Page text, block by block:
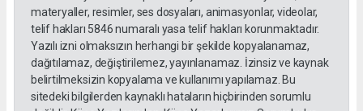
materyaller, resimler, ses dosyaları, animasyonlar, videolar,
telif hakları 5846 numaralı yasa telif hakları korunmaktadır.
Yazılı izni olmaksızın herhangi bir şekilde kopyalanamaz,
dağıtılamaz, değiştirilemez, yayınlanamaz. İzinsiz ve kaynak
belirtilmeksizin kopyalama ve kullanımı yapılamaz. Bu
sitedeki bilgilerden kaynaklı hataların hiçbirinden sorumlu